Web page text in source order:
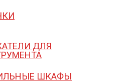
ДЛЯ
ШКАФЫ